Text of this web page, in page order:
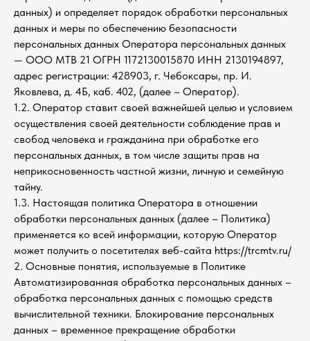
данных) и определяет порядок обработки персональных
данных и меры по обеспечению безопасности
персональных данных Оператора персональных данных
— ООО МТВ 21 ОГРН 1172130015870 ИНН 2130194897,
адрес регистрации: 428903, г. Чебоксары, пр. И.
Яковлева, д. 4Б, каб. 402, (далее – Оператор).
1.2. Оператор ставит своей важнейшей целью и условием
осуществления своей деятельности соблюдение прав и
свобод человека и гражданина при обработке его
персональных данных, в том числе защиты прав на
неприкосновенность частной жизни, личную и семейную
тайну.
1.3. Настоящая политика Оператора в отношении
обработки персональных данных (далее – Политика)
применяется ко всей информации, которую Оператор
может получить о посетителях веб-сайта https://trcmtv.ru/
2. Основные понятия, используемые в Политике
Автоматизированная обработка персональных данных –
обработка персональных данных с помощью средств
вычислительной техники. Блокирование персональных
данных – временное прекращение обработки